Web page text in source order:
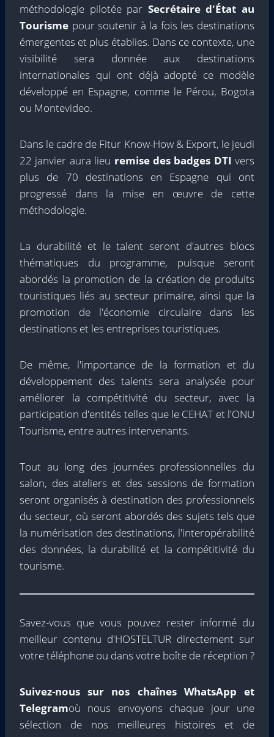
méthodologie pilotée par Secrétaire d'État au
Tourisme pour soutenir à la fois les destinations
émergentes et plus établies. Dans ce contexte, une
visibilité sera donnée aux destinations
internationales qui ont déjà adopté ce modèle
développé en Espagne, comme le Pérou, Bogota
ou Montevideo.
Dans le cadre de Fitur Know-How & Export, le jeudi
22 janvier aura lieu remise des badges DTI vers
plus de 70 destinations en Espagne qui ont
progressé dans la mise en œuvre de cette
méthodologie.
La durabilité et le talent seront d'autres blocs
thématiques du programme, puisque seront
abordés la promotion de la création de produits
touristiques liés au secteur primaire, ainsi que la
promotion de l'économie circulaire dans les
destinations et les entreprises touristiques.
De même, l'importance de la formation et du
développement des talents sera analysée pour
améliorer la compétitivité du secteur, avec la
participation d'entités telles que le CEHAT et l'ONU
Tourisme, entre autres intervenants.
Tout au long des journées professionnelles du
salon, des ateliers et des sessions de formation
seront organisés à destination des professionnels
du secteur, où seront abordés des sujets tels que
la numérisation des destinations, l'interopérabilité
des données, la durabilité et la compétitivité du
tourisme.
Savez-vous que vous pouvez rester informé du
meilleur contenu d'HOSTELTUR directement sur
votre téléphone ou dans votre boîte de réception ?
Suivez-nous sur nos chaînes WhatsApp et
Telegramoù nous envoyons chaque jour une
sélection de nos meilleures histoires et de